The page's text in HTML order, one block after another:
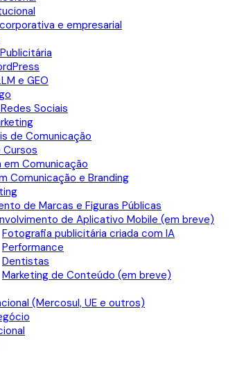
e empresarial
e GEO
Sociais
de Comunicação
Cursos
em Comunicação
Comunicação e Branding
de Marcas e Figuras Públicas
de Aplicativo Mobile (em breve)
Fotografia publicitária criada com IA
Performance
Dentistas
Marketing de Conteúdo (em breve)
(Mercosul, UE e outros)